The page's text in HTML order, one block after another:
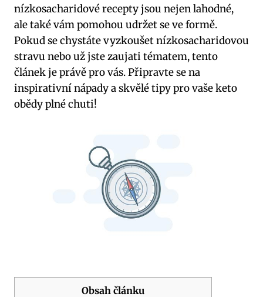
nízkosacharidové recepty jsou​ nejen lahodné,
ale také ‍vám pomohou udržet se ve ‍formě.
Pokud se chystáte⁤ vyzkoušet nízkosacharidovou
stravu nebo už jste zaujati tématem, tento
článek je právě ‍pro vás. Připravte ​se na
inspirativní nápady a skvělé tipy pro vaše keto
obědy plné chuti!
Obsah článku